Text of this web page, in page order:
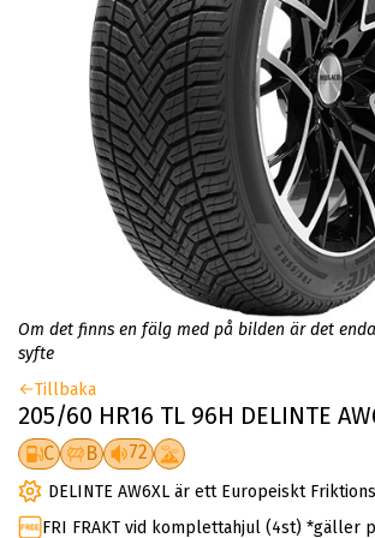
Om det finns en fälg med på bilden är det
syfte
Tillbaka
205/60 HR16 TL 96H DELINTE
C B 72
DELINTE AW6XL är ett Europeiskt
FRI FRAKT vid komplettahjul (4st) *gäller